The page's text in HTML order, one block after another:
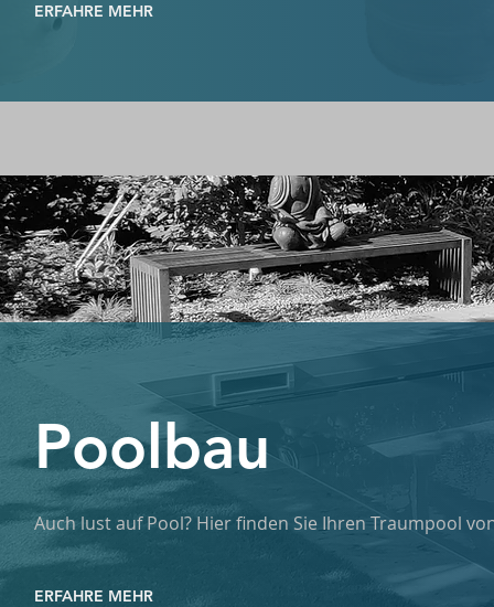
ERFAHRE MEHR
Poolbau
Auch lust auf Pool? Hier finden Sie Ihren Traumpool
ERFAHRE MEHR